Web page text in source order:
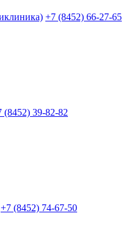
+7 (8452) 66-27-65
(8452) 39-82-82
+7 (8452) 74-67-50